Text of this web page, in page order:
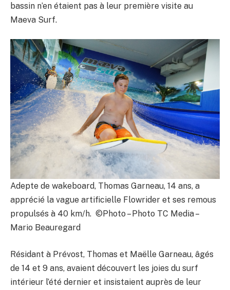
bassin n’en étaient pas à leur première visite au
Maeva Surf.
Adepte de wakeboard, Thomas Garneau, 14 ans, a
apprécié la vague artificielle Flowrider et ses remous
propulsés à 40 km/h. ©Photo – Photo TC Media –
Mario Beauregard
Résidant à Prévost, Thomas et Maëlle Garneau, âgés
de 14 et 9 ans, avaient découvert les joies du surf
intérieur l’été dernier et insistaient auprès de leur